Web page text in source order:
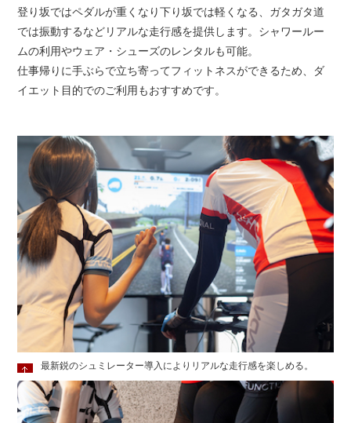
登り坂ではペダルが重くなり下り坂では軽くなる、ガタガタ道
では振動するなどリアルな走行感を提供します。シャワールー
ムの利用やウェア・シューズのレンタルも可能。
仕事帰りに手ぶらで立ち寄ってフィットネスができるため、ダ
イエット目的でのご利用もおすすめです。
最新鋭のシュミレーター導入によりリアルな走行感を楽しめる。